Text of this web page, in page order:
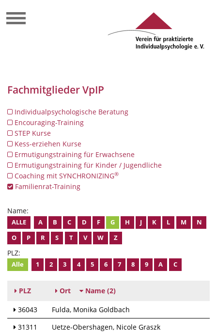
Fachmitglieder VpIP
Individualpsychologische Beratung
Encouraging-Training
STEP Kurse
Kess-erziehen Kurse
Ermutigungstraining für Erwachsene
Ermutigungstraining für Kinder / Jugendliche
Coaching mit SYNCHRONIZING®
Familienrat-Training
Name:
ALLE A B C D F G H J K L M
N
O
P R S T V W Z
PLZ:
Alle 1 2 3 4 5 6 7 8 9 A C
PLZ Ort Name (2)
36043 Fulda Monika Goldbach
31311
Uetze-Obershagen Nicole Graszk